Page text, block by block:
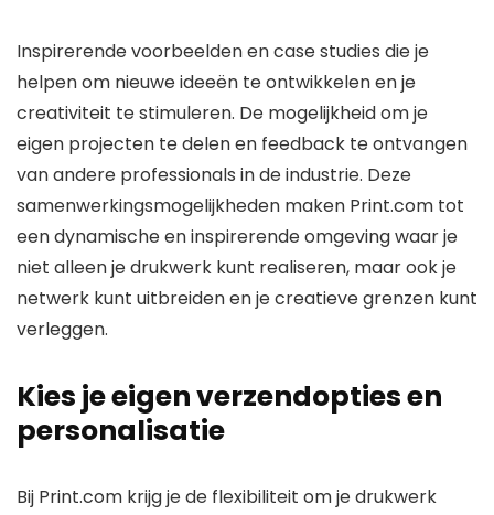
Inspirerende voorbeelden en case studies die je
helpen om nieuwe ideeën te ontwikkelen en je
creativiteit te stimuleren. De mogelijkheid om je
eigen projecten te delen en feedback te ontvangen
van andere professionals in de industrie. Deze
samenwerkingsmogelijkheden maken Print.com tot
een dynamische en inspirerende omgeving waar je
niet alleen je drukwerk kunt realiseren, maar ook je
netwerk kunt uitbreiden en je creatieve grenzen kunt
verleggen.
Kies je eigen verzendopties en
personalisatie
Bij Print.com krijg je de flexibiliteit om je drukwerk